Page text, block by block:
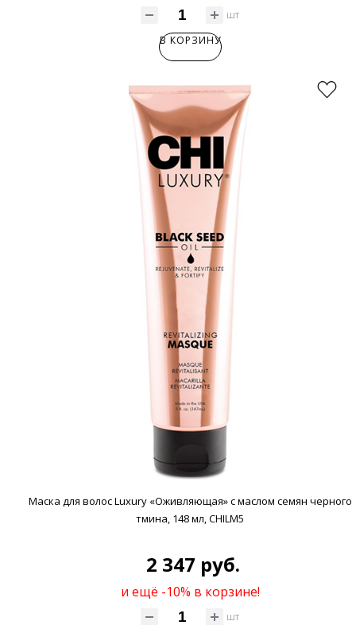
шт
В КОРЗИНУ
Маска для волос Luxury «Оживляющая» с маслом семян черного
тмина, 148 мл, CHILM5
2 347 руб.
и ещё -10% в корзине!
шт